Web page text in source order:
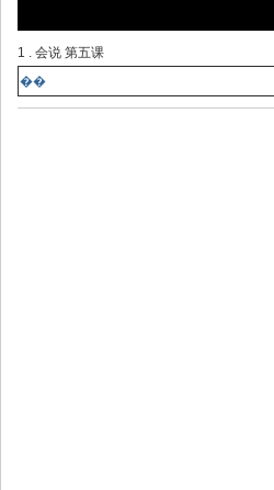
1 . 会说 第五课
��